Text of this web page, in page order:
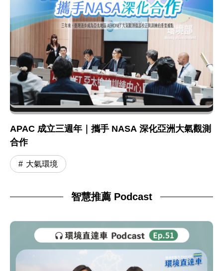
APAC 成立三週年｜攜手 NASA 深化亞洲大氣觀測
合作
大氣環境
智慧推薦 Podcast